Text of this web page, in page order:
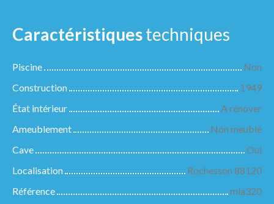
Caractéristiquestechniques
Piscine
Non
Construction
1949
État intérieur
A rénover
Ameublement
Non meublé
Cave
Oui
Localisation
Rochesson 88120
Référence
mla320